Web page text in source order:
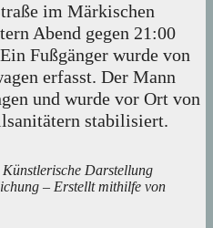
im Märkischen
Abend gegen 21:00
Fußgänger wurde von
erfasst. Der Mann
und wurde vor Ort von
stabilisiert.
Darstellung
– Erstellt mithilfe von